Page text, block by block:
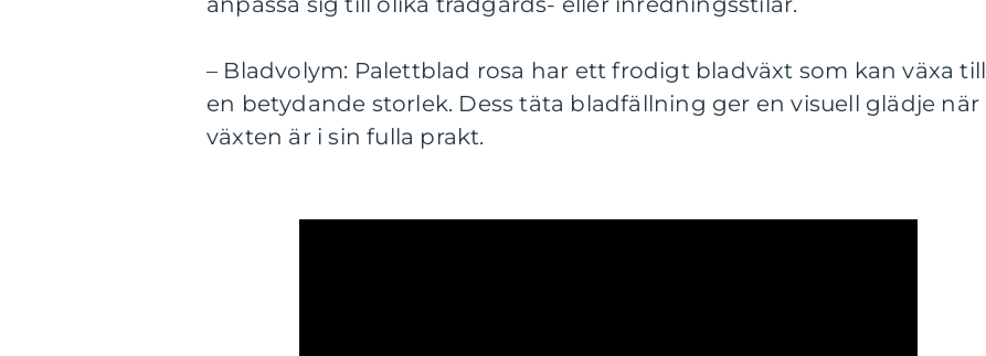
– Bladvolym: Palettblad rosa har ett frodigt bladväxt som kan växa till
en betydande storlek. Dess täta bladfällning ger en visuell glädje när
växten är i sin fulla prakt.